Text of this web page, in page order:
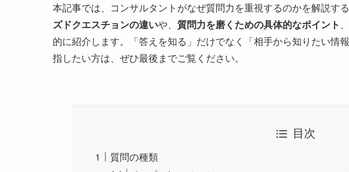
本記事では、コンサルタントがなぜ質問力を重視するのかを解説する
ズドクエスチョンの違いや、 質問力を磨くための具体的なポイント
的に紹介します。「答えを知る」だけでなく「相手から知りたい情
指したい方は、ぜひ最後までご覧ください。
目次
質問の種類